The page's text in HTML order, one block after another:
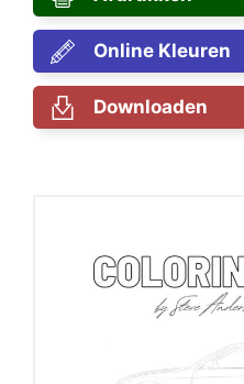
Online Kleuren
Downloaden